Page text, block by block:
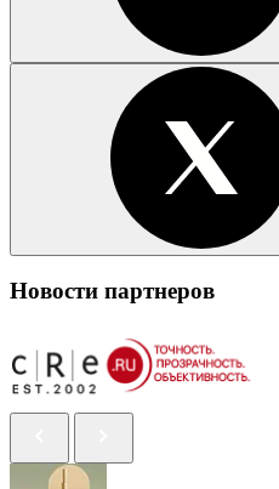
Новости партнеров